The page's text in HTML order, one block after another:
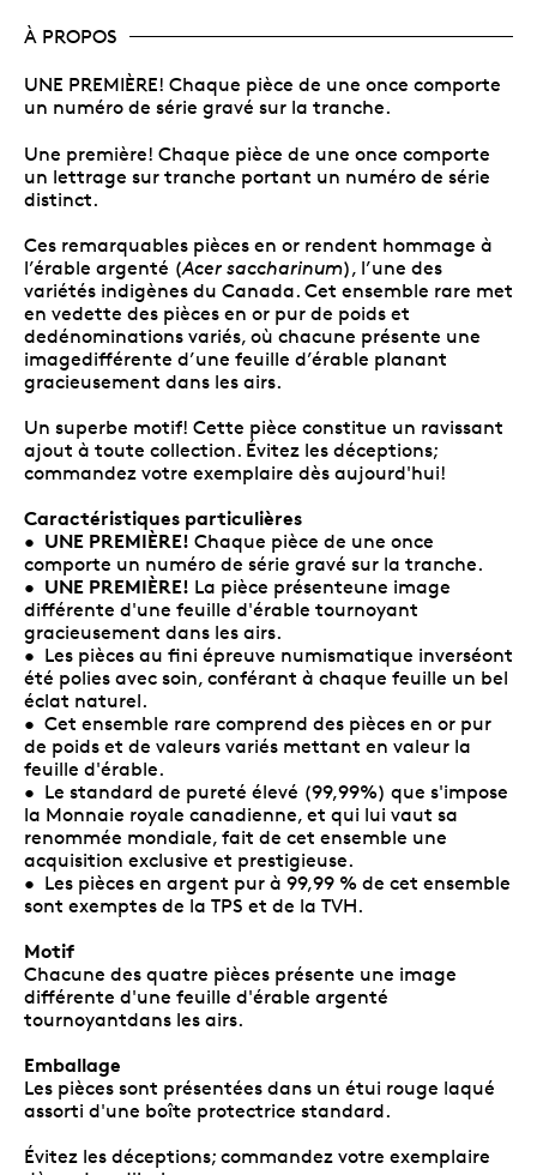
À PROPOS
UNE PREMIÈRE! Chaque pièce de une once comporte
un numéro de série gravé sur la tranche.
Une première! Chaque pièce de une once comporte
un lettrage sur tranche portant un numéro de série
distinct.
Ces remarquables pièces en or rendent hommage à
l’érable argenté (Acer saccharinum), l’une des
variétés indigènes du Canada. Cet ensemble rare met
en vedette des pièces en or pur de poids et
dedénominations variés, où chacune présente une
imagedifférente d’une feuille d’érable planant
gracieusement dans les airs.
Un superbe motif! Cette pièce constitue un ravissant
ajout à toute collection. Évitez les déceptions;
commandez votre exemplaire dès aujourd'hui!
Caractéristiques particulières
• UNE PREMIÈRE! Chaque pièce de une once
comporte un numéro de série gravé sur la tranche.
• UNE PREMIÈRE! La pièce présenteune image
différente d'une feuille d'érable tournoyant
gracieusement dans les airs.
• Les pièces au fini épreuve numismatique inverséont
été polies avec soin, conférant à chaque feuille un bel
éclat naturel.
• Cet ensemble rare comprend des pièces en or pur
de poids et de valeurs variés mettant en valeur la
feuille d'érable.
• Le standard de pureté élevé (99,99%) que s'impose
la Monnaie royale canadienne, et qui lui vaut sa
renommée mondiale, fait de cet ensemble une
acquisition exclusive et prestigieuse.
• Les pièces en argent pur à 99,99 % de cet ensemble
sont exemptes de la TPS et de la TVH.
Motif
Chacune des quatre pièces présente une image
différente d'une feuille d'érable argenté
tournoyantdans les airs.
Emballage
Les pièces sont présentées dans un étui rouge laqué
assorti d'une boîte protectrice standard.
Évitez les déceptions; commandez votre exemplaire